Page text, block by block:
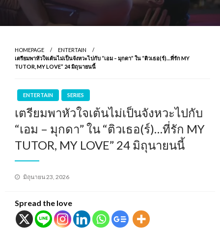
HOMEPAGE
ENTERTAIN
เตรียมพาหัวใจเต้นไม่เป็นจังหวะไปกับ “เอม – มุกดา” ใน “ติวเธอ(ร์)…ที่รัก MY
TUTOR, MY LOVE” 24 มิถุนายนนี้
ENTERTAIN SERIES
เตรียมพาหัวใจเต้นไม่เป็นจังหวะไปกับ
“เอม – มุกดา” ใน “ติวเธอ(ร์)…ที่รัก MY
TUTOR, MY LOVE” 24 มิถุนายนนี้
Posted
มิถุนายน 23, 2026
Spread the love